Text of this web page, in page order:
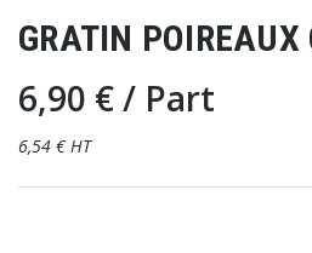
GRATIN POIREAUX
6,90 €/ Part
6,54 € HT